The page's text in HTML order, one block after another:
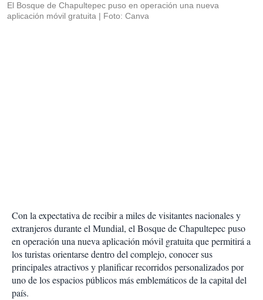
El Bosque de Chapultepec puso en operación una nueva
aplicación móvil gratuita
Foto: Canva
Con la expectativa de recibir a miles de visitantes nacionales y
extranjeros durante el Mundial, el Bosque de Chapultepec puso
en operación una nueva aplicación móvil gratuita que permitirá a
los turistas orientarse dentro del complejo, conocer sus
principales atractivos y planificar recorridos personalizados por
uno de los espacios públicos más emblemáticos de la capital del
país.